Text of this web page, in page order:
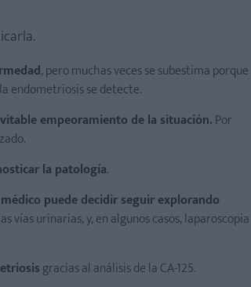
, pero muchas veces se subestima porque
endometriosis se detecte.
empeoramiento de la situación.Por
la patología.
puede decidir seguir explorando
vías urinarias, y, en algunos casos, laparoscopia
gracias al análisis de la CA-125.